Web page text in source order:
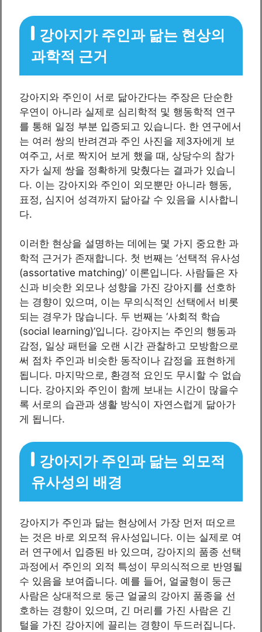
강아지가 주인과 닮는 현상의
과학적 근거
강아지와 주인이 서로 닮아간다는 주장은 단순한
우연이 아니라 실제로 심리학적 및 행동학적 연구
를 통해 일정 부분 입증되고 있습니다. 한 연구에서
는 여러 쌍의 반려견과 주인 사진을 제3자에게 보
여주고, 서로 짝지어 보게 했을 때, 상당수의 참가
자가 실제 쌍을 정확하게 맞췄다는 결과가 있습니
다. 이는 강아지와 주인이 외모뿐만 아니라 행동,
표정, 심지어 성격까지 닮아갈 수 있음을 시사합니
다.
이러한 현상을 설명하는 데에는 몇 가지 중요한 과
학적 근거가 존재합니다. 첫 번째는 ‘선택적 유사성
(assortative matching)’ 이론입니다. 사람들은 자
신과 비슷한 외모나 성향을 가진 강아지를 선호하
는 경향이 있으며, 이는 무의식적인 선택에서 비롯
되는 경우가 많습니다. 두 번째는 ‘사회적 학습
(social learning)’입니다. 강아지는 주인의 행동과
감정, 일상 패턴을 오랜 시간 관찰하고 모방함으로
써 점차 주인과 비슷한 동작이나 감정을 표현하게
됩니다. 마지막으로, 환경적 요인도 무시할 수 없습
니다. 강아지와 주인이 함께 보내는 시간이 많을수
록 서로의 습관과 생활 방식이 자연스럽게 닮아가
게 됩니다.
강아지가 주인과 닮는 외모적
유사성의 배경
강아지가 주인과 닮는 현상에서 가장 먼저 떠오르
는 것은 바로 외모적 유사성입니다. 이는 실제로 여
러 연구에서 입증된 바 있으며, 강아지의 품종 선택
과정에서 주인의 외적 특성이 무의식적으로 반영될
수 있음을 보여줍니다. 예를 들어, 얼굴형이 둥근
사람은 상대적으로 둥근 얼굴의 강아지 품종을 선
호하는 경향이 있으며, 긴 머리를 가진 사람은 긴
털을 가진 강아지에 끌리는 경향이 두드러집니다.